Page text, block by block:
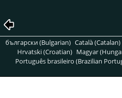
български (Bulgarian) Català (Catalan)
Hrvatski (Croatian) Magyar
Português brasileiro (Brazilian